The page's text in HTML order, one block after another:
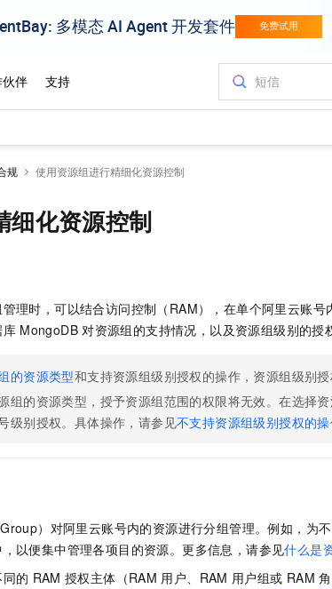
规 使用资源组进行精细化资源控制
细化资源控制
理时，可以结合访问控制（RAM），在单个阿里云账
库 MongoDB 对资源组的支持情况，以及资源组级别的授
的资源类型和支持资源组级别授权的操作，资源组级别
组的资源类型，授予资源组范围的权限将无效。在选择
级别授权。具体操作，请参见不支持资源组级别授权的
）对阿里云账号内的资源进行分组管理。例如，为
以便集中管理各项目的资源。更多信息，请参见什么是
的 RAM 授权主体（RAM 用户、RAM 用户组或 RAM